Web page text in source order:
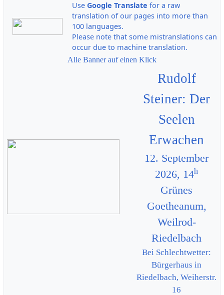
Use Google Translate for a raw
translation of our pages into more than
100 languages.
Please note that some mistranslations can
occur due to machine translation.
Alle Banner auf einen Klick
Rudolf
Steiner: Der
Seelen
Erwachen
12. September
2026, 14h
Grünes
Goetheanum,
Weilrod-
Riedelbach
Bei Schlechtwetter:
Bürgerhaus in
Riedelbach, Weiherstr.
16